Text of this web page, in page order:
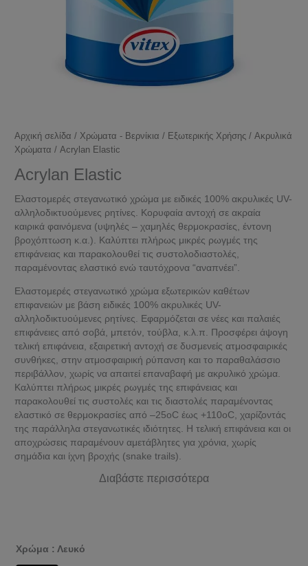
Αρχική σελίδα / Χρώματα - Βερνίκια / Εξωτερικής Χρήσης /Ακρυλικά
Χρώματα / Acrylan Elastic
Acrylan Elastic
Ελαστομερές στεγανωτικό χρώμα με ειδικές 100% ακρυλικές UV-
αλληλοδικτυούμενες ρητίνες. Κορυφαία αντοχή σε ακραία
καιρικά φαινόμενα (υψηλές – χαμηλές θερμοκρασίες, έντονη
βροχόπτωση κ.α.). Καλύπτει πλήρως μικρές ρωγμές της
επιφάνειας και παρακολουθεί τις συστολοδιαστολές,
παραμένοντας ελαστικό ενώ ταυτόχρονα “αναπνέει”.
Ελαστομερές στεγανωτικό χρώμα εξωτερικών καθέτων
επιφανειών με βάση ειδικές 100% ακρυλικές UV-
αλληλοδικτυούμενες ρητίνες. Εφαρμόζεται σε νέες και παλαιές
επιφάνειες από σοβά, μπετόν, τούβλα, κ.λ.π. Προσφέρει άψογη
τελική επιφάνεια, εξαιρετική αντοχή σε δυσμενείς ατμοσφαιρικές
συνθήκες, στην ατμοσφαιρική ρύπανση και το παραθαλάσσιο
περιβάλλον, χωρίς να απαιτεί επαναβαφή με ακρυλικό χρώμα.
Καλύπτει πλήρως μικρές ρωγμές της επιφάνειας και
παρακολουθεί τις συστολές και τις διαστολές παραμένοντας
ελαστικό σε θερμοκρασίες από –25οC έως +110οC, χαρίζοντάς
της παράλληλα στεγανωτικές ιδιότητες. Η τελική επιφάνεια και οι
αποχρώσεις παραμένουν αμετάβλητες για χρόνια, χωρίς
σημάδια και ίχνη βροχής (snake trails).
Διαβάστε περισσότερα
Χρώμα : Λευκό